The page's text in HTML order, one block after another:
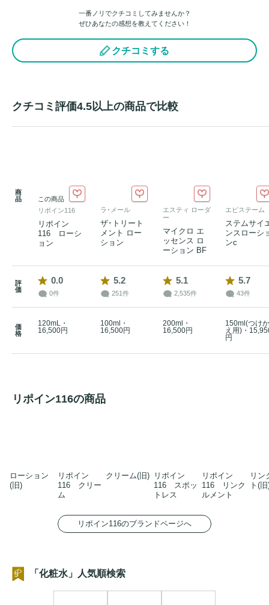
一番ノリでクチコミしてみませんか？
ぜひあなたの感想を教えてください！
クチコミする
クチコミ評価4.5以上の商品で比較
商
品
この商品
リポイン116
リポイン
116 ローシ
ョン
ラ･メール
ザ･トリート
メント ロー
ション
エスティ ローダ
ー
マイクロ エ
ッセンス ロ
ーション BF
エピステーム
ステムサイ
ンスローシ
ンc
評
価
0.0
0件
5.2
251件
5.1
2,535件
5.7
43件
価
格
120mL・
16,500円
100ml・
16,500円
200ml・
16,500円
150ml(つけか
え用)・
円
リポイン116の商品
ローション
(旧)
リポイン
116 クリー
ム
クリーム(旧)
リポイン
116 スポッ
トレス
リポイン
116 リンク
ルメント
リン
ト(
リポイン116のブランドページへ
「化粧水」人気順検索